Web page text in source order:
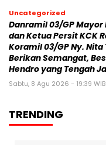
Uncategorized
Danramil 03/GP
dan Ketua Persit KCK
Koramil 03/GP Ny.
Berikan Semangat,
Hendro yang Tengah
Sabtu, 8 Agu 2026 - 19:39 WIB
TRENDING